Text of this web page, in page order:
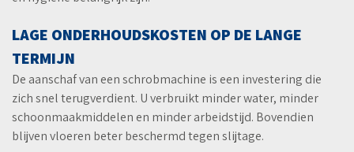
LAGE ONDERHOUDSKOSTEN OP DE LANGE
TERMIJN
De aanschaf van een schrobmachine is een investering die
zich snel terugverdient. U verbruikt minder water, minder
schoonmaakmiddelen en minder arbeidstijd. Bovendien
blijven vloeren beter beschermd tegen slijtage.